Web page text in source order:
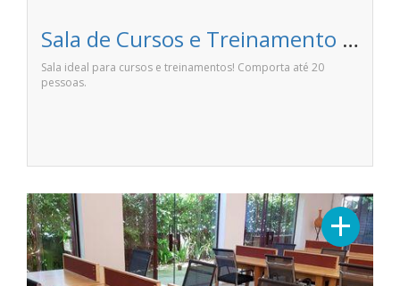
Sala de Cursos e Treinamento - A Casa Coworking
Sala ideal para cursos e treinamentos! Comporta até 20
pessoas.
+
Previous Next